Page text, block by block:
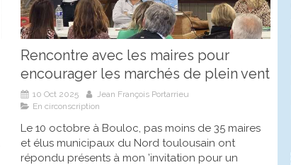
Rencontre avec les maires pour
encourager les marchés de plein vent
10 Oct 2025
Jean François Portarrieu
En circonscription
Le 10 octobre à Bouloc, pas moins de 35 maires
et élus municipaux du Nord toulousain ont
répondu présents à mon ’invitation pour un